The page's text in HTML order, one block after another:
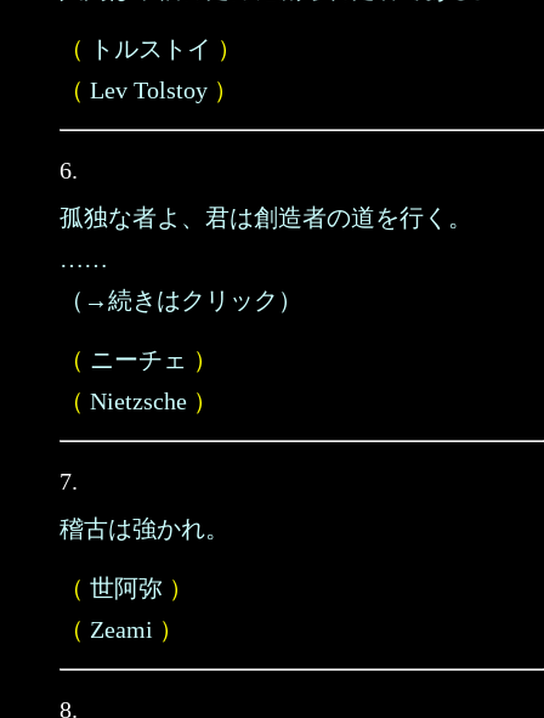
（ トルストイ ）
（ Lev Tolstoy ）
6.
孤独な者よ、君は創造者の道を行く。
……
（→続きはクリック）
（ ニーチェ ）
（ Nietzsche ）
7.
稽古は強かれ。
（ 世阿弥 ）
（ Zeami ）
8.